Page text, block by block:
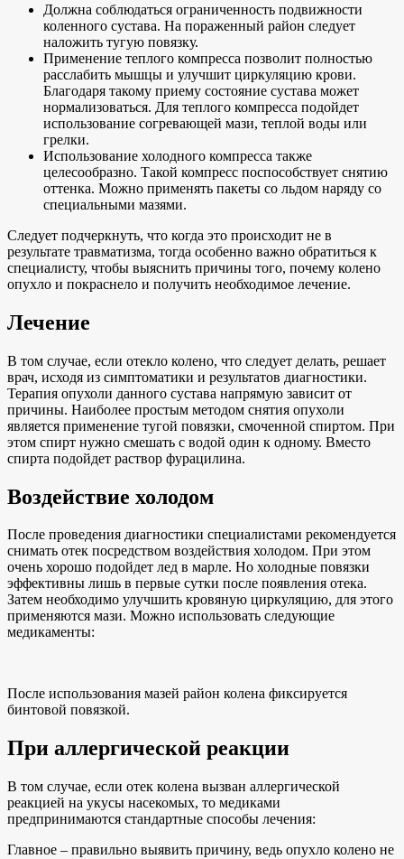
Должна соблюдаться ограниченность подвижности
коленного сустава. На пораженный район следует
наложить тугую повязку.
Применение теплого компресса позволит полностью
расслабить мышцы и улучшит циркуляцию крови.
Благодаря такому приему состояние сустава может
нормализоваться. Для теплого компресса подойдет
использование согревающей мази, теплой воды или
грелки.
Использование холодного компресса также
целесообразно. Такой компресс поспособствует снятию
оттенка. Можно применять пакеты со льдом наряду со
специальными мазями.
Следует подчеркнуть, что когда это происходит не в
результате травматизма, тогда особенно важно обратиться к
специалисту, чтобы выяснить причины того, почему колено
опухло и покраснело и получить необходимое лечение.
Лечение
В том случае, если отекло колено, что следует делать, решает
врач, исходя из симптоматики и результатов диагностики.
Терапия опухоли данного сустава напрямую зависит от
причины. Наиболее простым методом снятия опухоли
является применение тугой повязки, смоченной спиртом. При
этом спирт нужно смешать с водой один к одному. Вместо
спирта подойдет раствор фурацилина.
Воздействие холодом
После проведения диагностики специалистами рекомендуется
снимать отек посредством воздействия холодом. При этом
очень хорошо подойдет лед в марле. Но холодные повязки
эффективны лишь в первые сутки после появления отека.
Затем необходимо улучшить кровяную циркуляцию, для этого
применяются мази. Можно использовать следующие
медикаменты:
После использования мазей район колена фиксируется
бинтовой повязкой.
При аллергической реакции
В том случае, если отек колена вызван аллергической
реакцией на укусы насекомых, то медиками
предпринимаются стандартные способы лечения:
Главное – правильно выявить причину, ведь опухло колено не